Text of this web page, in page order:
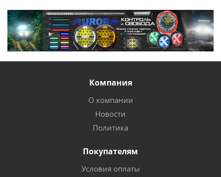
Компания
О компании
Новости
Политика
Покупателям
Условия оплаты